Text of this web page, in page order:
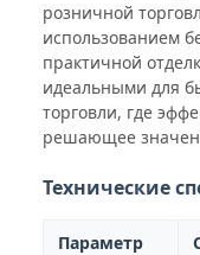
розничной
использованием
практичной
идеальными для
торговли, где
решающее
Технические
Параметр